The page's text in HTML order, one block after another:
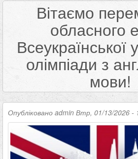
Вітаємо
обласного
Всеукраїнської
олімпіади з
мови!
Опубліковано admin Втр, 01/13/2026 -